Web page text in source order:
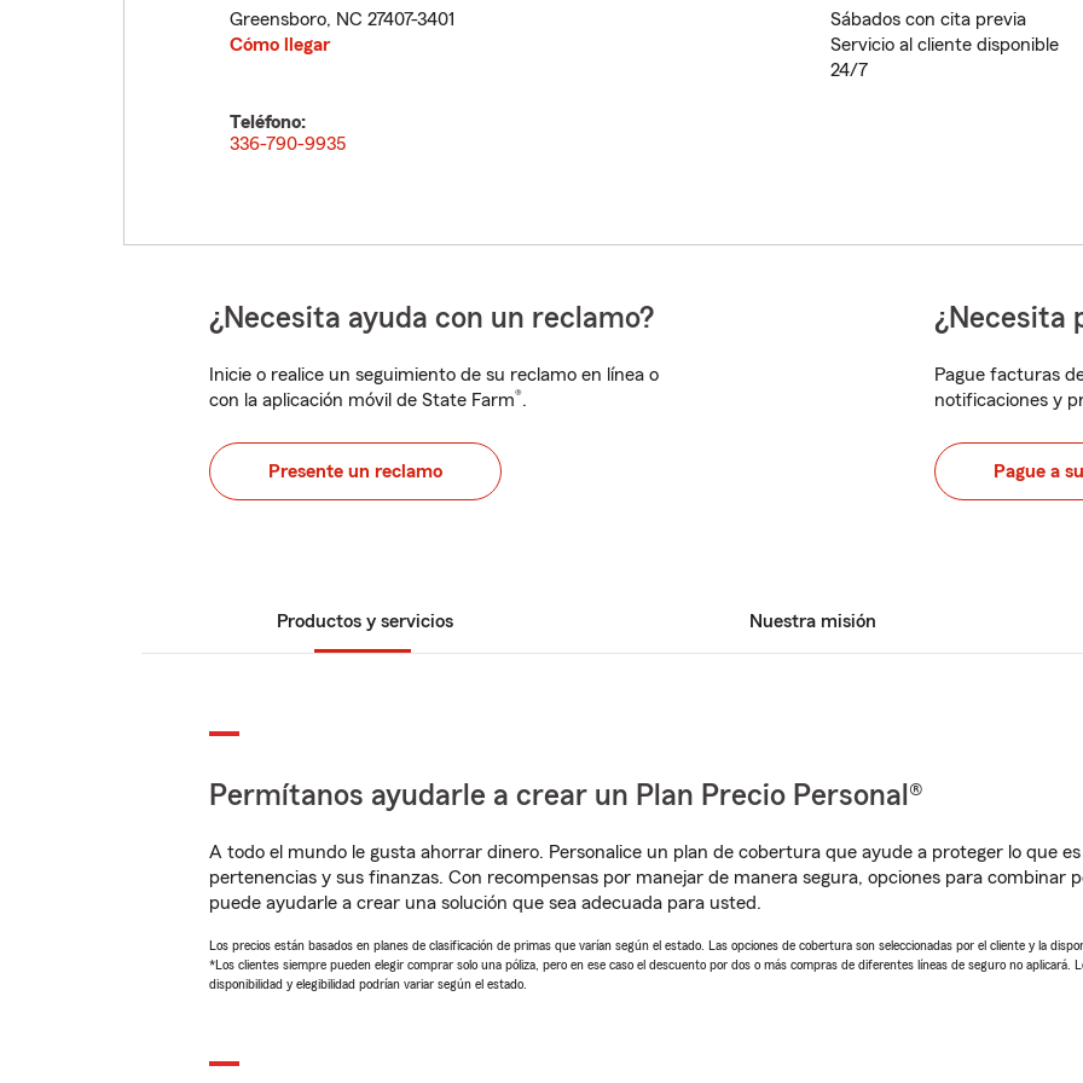
Greensboro, NC 27407-3401
Cómo llegar
Sábados con cita previa
Servicio al cliente disponible
24/7
Teléfono:
336-790-9935
¿Necesita ayuda con un reclamo?
Inicie o realice un seguimiento de su reclamo en línea o
con la aplicación móvil de State Farm®.
Presente un reclamo
¿Necesita
Pague facturas
notificaciones y
Pague a
Productos y servicios Nuestra misión
Permítanos ayudarle a crear un Plan Precio Personal®
A todo el mundo le gusta ahorrar dinero. Personalice un plan de cobertura que ayude a proteger lo que
pertenencias y sus finanzas. Con recompensas por manejar de manera segura, opciones para combinar
puede ayudarle a crear una solución que sea adecuada para usted.
Los precios están basados en planes de clasificación de primas que varían según el estado. Las opciones de cobertura son seleccionadas por el cliente y la
*Los clientes siempre pueden elegir comprar solo una póliza, pero en ese caso el descuento por dos o más compras de diferentes líneas de seguro no aplicará.
disponibilidad y elegibilidad podrían variar según el estado.